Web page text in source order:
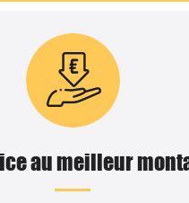
au meilleur